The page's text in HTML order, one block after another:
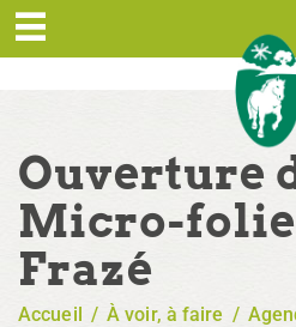
Ouverture
Micro-folie
Frazé
Accueil / À voir, à faire /